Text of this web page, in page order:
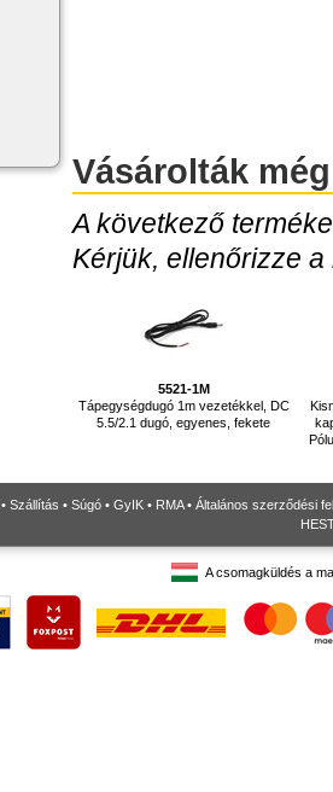
Vásárolták még
A következő
Kérjük, ellenőrizze
5521-1M
Tápegységdugó 1m vezetékkel, DC
5.5/2.1 dugó, egyenes, fekete
• Szállítás • Súgó • GyIK • RMA• Általános szerződési
A csomagküldés a